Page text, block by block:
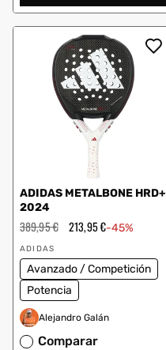
ADIDAS METALBONE HRD+
2024
Precio
habitual
389,95 € Precio
213,95 €-45%
Proveedor:
ADIDAS
Avanzado / Competición
Potencia
Alejandro Galán
Comparar